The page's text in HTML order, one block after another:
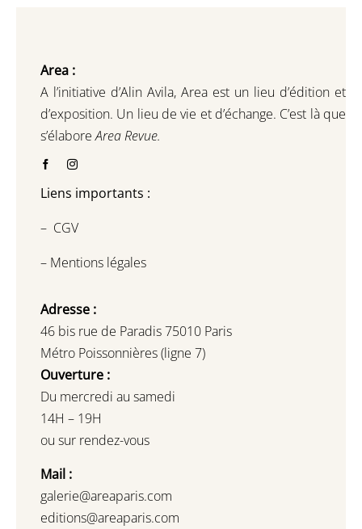
Area :
A l’initiative d’Alin Avila, Area est un lieu d’édition et
d’exposition. Un lieu de vie et d’échange. C’est là que
s’élaboreArea Revue.
Liens importants :
– CGV
– Mentions légales
Adresse :
46 bis rue de Paradis 75010 Paris
Métro Poissonnières (ligne 7)
Ouverture :
Du mercredi au samedi
14H – 19H
ou sur rendez-vous
Mail :
galerie@areaparis.com
editions@areaparis.com